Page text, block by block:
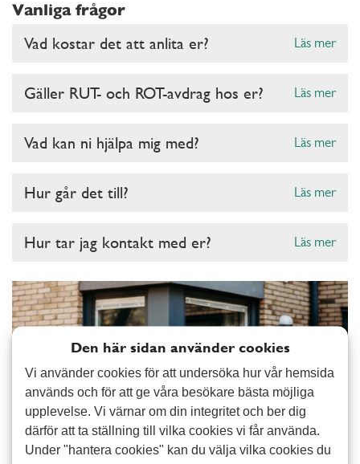
Vanliga frågor
Vad kostar det att anlita er? Läs mer
Gäller RUT- och ROT-avdrag hos er? Läs mer
Vad kan ni hjälpa mig med? Läs mer
Hur går det till? Läs mer
Hur tar jag kontakt med er? Läs mer
Den här sidan använder cookies
Vi använder cookies för att undersöka hur vår hemsida
används och för att ge våra besökare bästa möjliga
upplevelse. Vi värnar om din integritet och ber dig
därför att ta ställning till vilka cookies vi får använda.
Under "hantera cookies" kan du välja vilka cookies du